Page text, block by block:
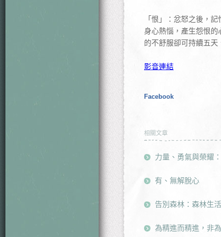
「恨」：忿怒之後，
身心熱惱，產生怨恨
的不舒服卻可持續五
影音連結
Facebook
相關文章
力量、勇氣與榮耀
有、無解脫心
告別森林：森林生
為精進而精進，非